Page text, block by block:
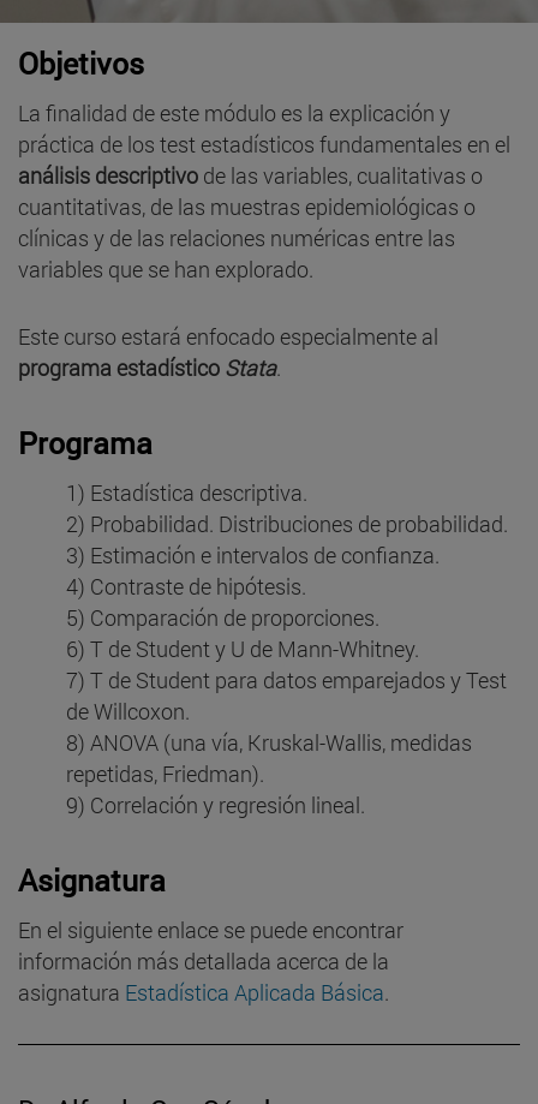
Objetivos
La finalidad de este módulo es la explicación y
práctica de los test estadísticos fundamentales en el
análisis descriptivo de las variables, cualitativas o
cuantitativas, de las muestras epidemiológicas o
clínicas y de las relaciones numéricas entre las
variables que se han explorado.
Este curso estará enfocado especialmente al
programa estadístico Stata.
Programa
1) Estadística descriptiva.
2) Probabilidad. Distribuciones de probabilidad.
3) Estimación e intervalos de confianza.
4) Contraste de hipótesis.
5) Comparación de proporciones.
6) T de Student y U de Mann-Whitney.
7) T de Student para datos emparejados y Test
de Willcoxon.
8) ANOVA (una vía, Kruskal-Wallis, medidas
repetidas, Friedman).
9) Correlación y regresión lineal.
Asignatura
En el siguiente enlace se puede encontrar
información más detallada acerca de la
asignatura Estadística Aplicada Básica.